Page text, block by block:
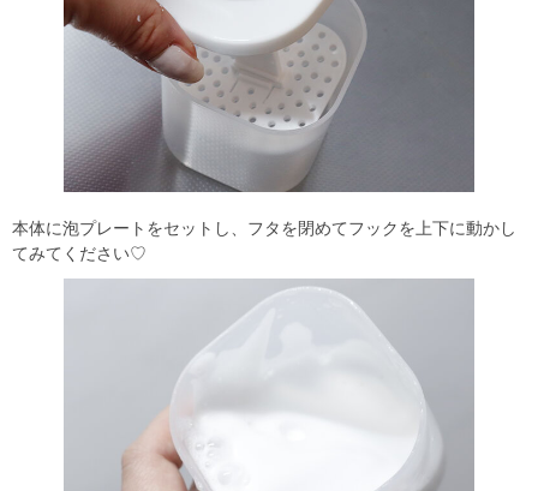
本体に泡プレートをセットし、フタを閉めてフックを上下に動かし
てみてください♡